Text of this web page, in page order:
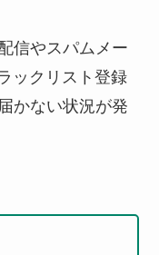
信やスパムメー
ックリスト登録
かない状況が発